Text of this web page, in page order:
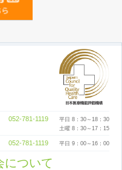
052-781-1119
平日 8：30～18：30
土曜 8：30～17：15
052-781-1119 平日 9：00～16：00
について